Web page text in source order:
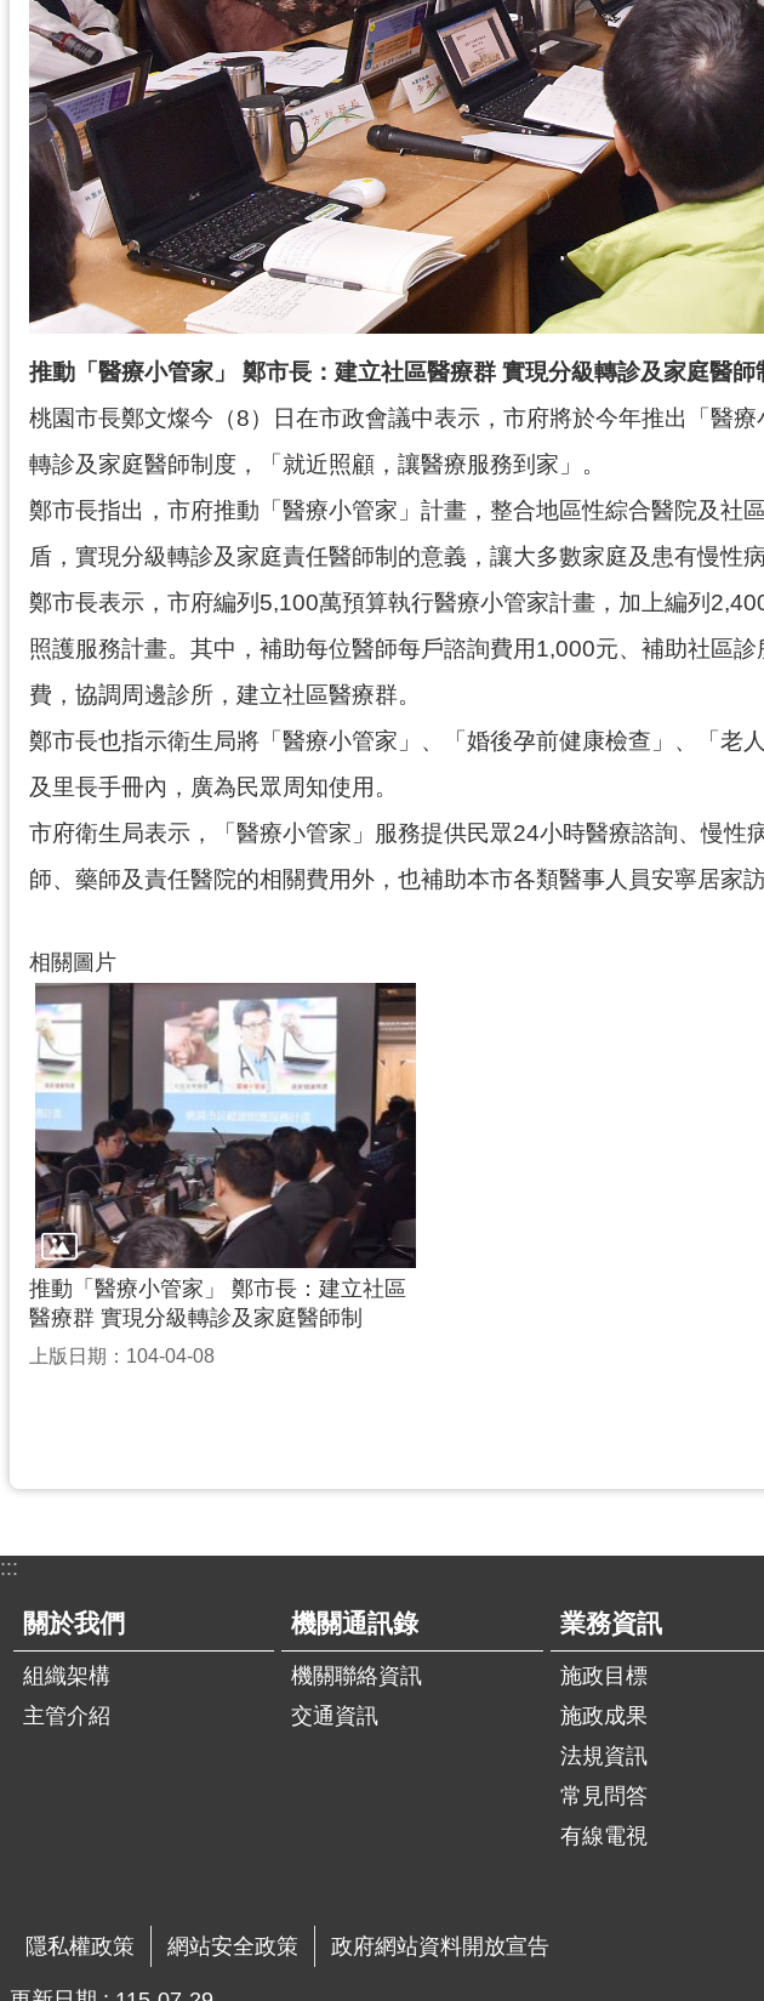
推動「醫療小管家」 鄭市長：建立社區醫療群 實現分級轉診及家庭醫師
桃園市長鄭文燦今（8）日在市政會議中表示，市府將於今年推出「醫
轉診及家庭醫師制度，「就近照顧，讓醫療服務到家」。
鄭市長指出，市府推動「醫療小管家」計畫，整合地區性綜合醫院及
盾，實現分級轉診及家庭責任醫師制的意義，讓大多數家庭及患有慢性
鄭市長表示，市府編列5,100萬預算執行醫療小管家計畫，加上編列
照護服務計畫。其中，補助每位醫師每戶諮詢費用1,000元、補助社區
費，協調周邊診所，建立社區醫療群。
鄭市長也指示衛生局將「醫療小管家」、「婚後孕前健康檢查」、「
及里長手冊內，廣為民眾周知使用。
市府衛生局表示，「醫療小管家」服務提供民眾24小時醫療諮詢、慢
師、藥師及責任醫院的相關費用外，也補助本市各類醫事人員安寧居家
相關圖片
推動「醫療小管家」 鄭市長：建立社區
醫療群 實現分級轉診及家庭醫師制
上版日期：104-04-08
:::
關於我們
組織架構
主管介紹
機關通訊錄
機關聯絡資訊
交通資訊
業務資訊
施政目標
施政成果
法規資訊
常見問答
有線電視
隱私權政策 網站安全政策 政府網站資料開放宣告